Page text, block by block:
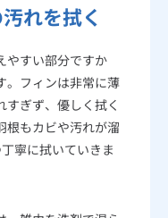
れを拭く
やすい部分ですか
。フィンは非常に薄
すぎず、優しく拭く
根もカビや汚れが溜
寧に拭いていきま